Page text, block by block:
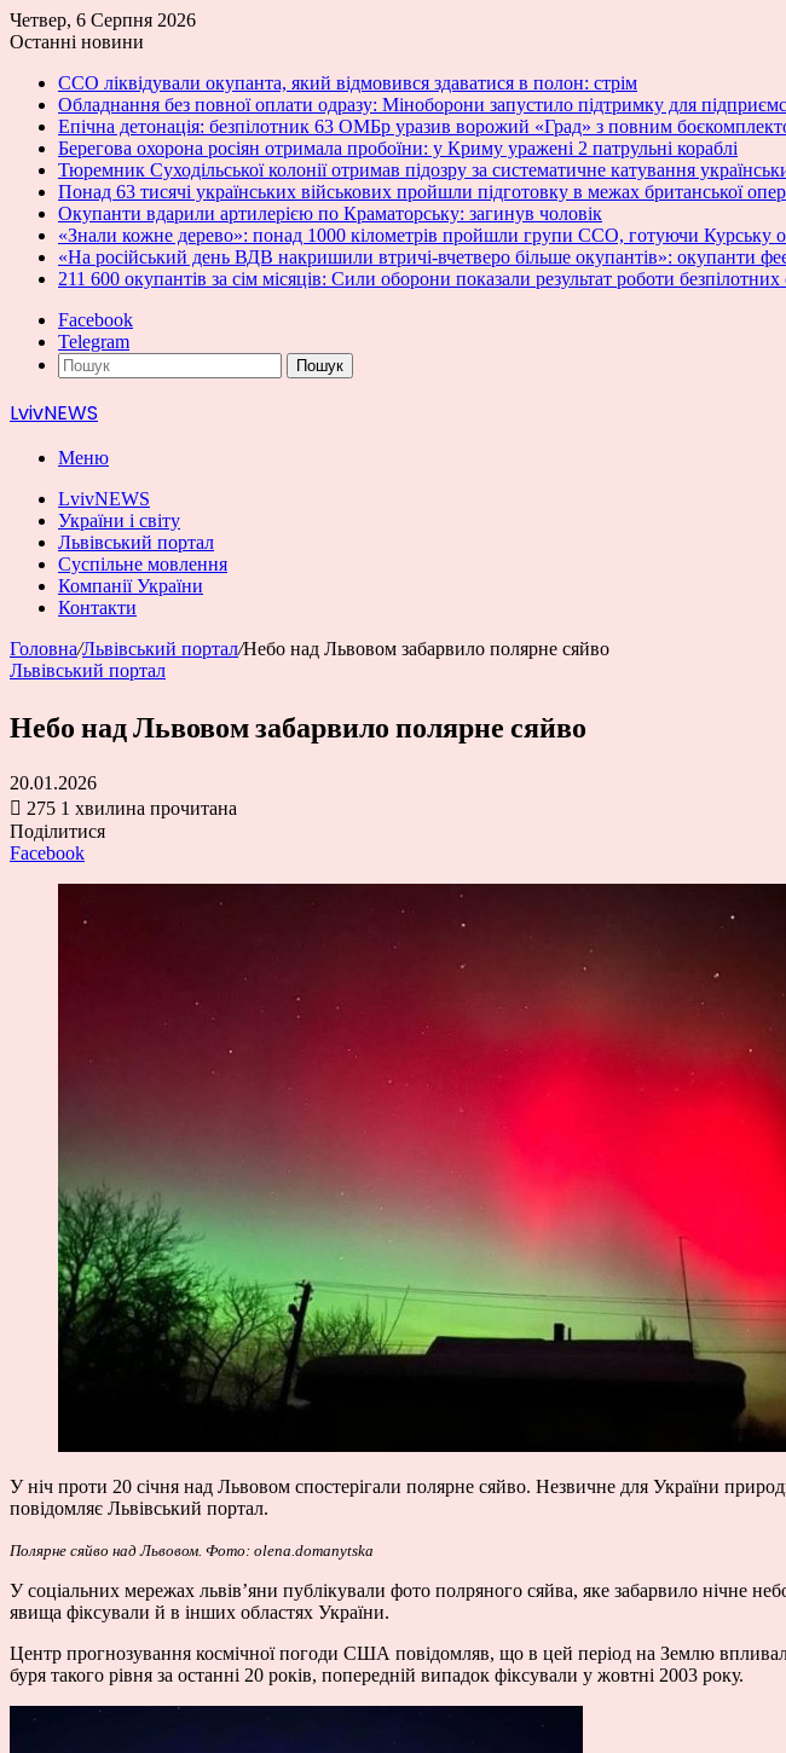
Четвер, 6 Серпня 2026
Останні новини
ССО ліквідували окупанта, який відмовився здаватися в полон: стрім
Обладнання без повної оплати одразу: Міноборони запустило підтримку для
Епічна детонація: безпілотник 63 ОМБр уразив ворожий «Град» з повним
Берегова охорона росіян отримала пробоїни: у Криму уражені 2 патрульні кораблі
Тюремник Суходільської колонії отримав підозру за систематичне катування
Понад 63 тисячі українських військових пройшли підготовку в межах британської
Окупанти вдарили артилерією по Краматорську: загинув чоловік
«Знали кожне дерево»: понад 1000 кілометрів пройшли групи ССО, готуючи Курську
«На російський день ВДВ накришили втричі-вчетверо більше окупантів»: окупанти
211 600 окупантів за сім місяців: Сили оборони показали результат роботи безпілотних
Facebook
Telegram
Пошук
LvivNEWS
Меню
LvivNEWS
України і світу
Львівський портал
Суспільне мовлення
Компанії України
Контакти
Головна/Львівський портал/Небо над Львовом забарвило полярне сяйво
Львівський портал
Небо над Львовом забарвило полярне сяйво
20.01.2026
275 1 хвилина прочитана
Поділитися
Facebook
У ніч проти 20 січня над Львовом спостерігали полярне сяйво. Незвичне для України
повідомляє Львівський портал.
Полярне сяйво над Львовом. Фото: olena.domanytska
У соціальних мережах львів’яни публікували фото полряного сяйва, яке забарвило нічне
явища фіксували й в інших областях України.
Центр прогнозування космічної погоди США повідомляв, що в цей період на Землю
буря такого рівня за останні 20 років, попередній випадок фіксували у жовтні 2003 року.